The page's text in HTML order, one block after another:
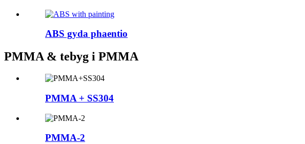
ABS gyda phaentio
PMMA & tebyg i PMMA
PMMA + SS304
PMMA-2